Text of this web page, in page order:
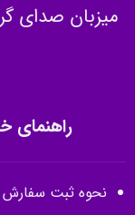
میزبان صدای
راهنمای
نحوه ثبت سفارش